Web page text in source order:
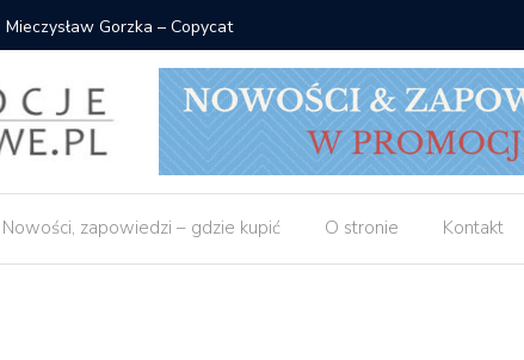
Mieczysław Gorzka – Copycat
Nowości, zapowiedzi – gdzie kupić O stronie Kontakt